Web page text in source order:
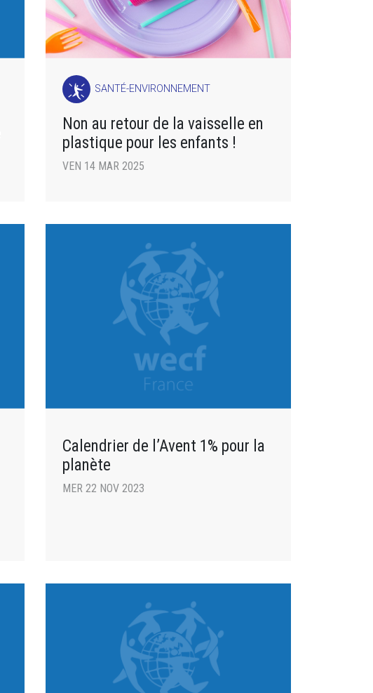
SANTÉ-ENVIRONNEMENT
Non au retour de la vaisselle en
plastique pour les enfants !
VEN 14 MAR 2025
Calendrier de l’Avent 1% pour la
planète
MER 22 NOV 2023